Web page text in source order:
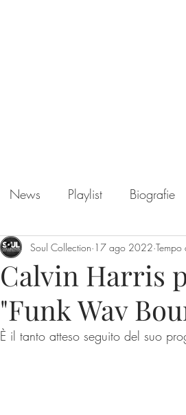
News Playlist Biografie
Calvin Harris
"Funk Wav
Soul Collection 17 ago 2022 Tempo
È il tanto atteso seguito del suo